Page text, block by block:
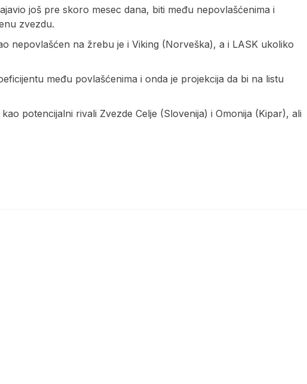
još pre skoro mesec dana, biti među nepovlašćenima i
zvezdu.
nepovlašćen na žrebu je i Viking (Norveška), a i LASK ukoliko
među povlašćenima i onda je projekcija da bi na listu
potencijalni rivali Zvezde Celje (Slovenija) i Omonija (Kipar), ali